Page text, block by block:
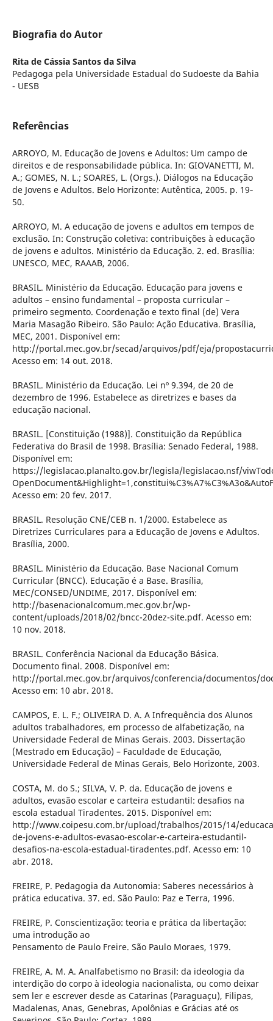
Biografia do Autor
Rita de Cássia Santos da Silva
Pedagoga pela Universidade Estadual do Sudoeste da Bahia
- UESB
Referências
ARROYO, M. Educação de Jovens e Adultos: Um campo de
direitos e de responsabilidade pública. In: GIOVANETTI, M.
A.; GOMES, N. L.; SOARES, L. (Orgs.). Diálogos na Educação
de Jovens e Adultos. Belo Horizonte: Autêntica, 2005. p. 19‐
50.
ARROYO, M. A educação de jovens e adultos em tempos de
exclusão. In: Construção coletiva: contribuições à educação
de jovens e adultos. Ministério da Educação. 2. ed. Brasília:
UNESCO, MEC, RAAAB, 2006.
BRASIL. Ministério da Educação. Educação para jovens e
adultos – ensino fundamental – proposta curricular –
primeiro segmento. Coordenação e texto final (de) Vera
Maria Masagão Ribeiro. São Paulo: Ação Educativa. Brasília,
MEC, 2001. Disponível em:
http://portal.mec.gov.br/secad/arquivos/pdf/eja/
Acesso em: 14 out. 2018.
BRASIL. Ministério da Educação. Lei nº 9.394, de 20 de
dezembro de 1996. Estabelece as diretrizes e bases da
educação nacional.
BRASIL. [Constituição (1988)]. Constituição da República
Federativa do Brasil de 1998. Brasília: Senado Federal, 1988.
Disponível em:
https://legislacao.planalto.gov.br/legisla/legislacao.nsf/
Acesso em: 20 fev. 2017.
BRASIL. Resolução CNE/CEB n. 1/2000. Estabelece as
Diretrizes Curriculares para a Educação de Jovens e Adultos.
Brasília, 2000.
BRASIL. Ministério da Educação. Base Nacional Comum
Curricular (BNCC). Educação é a Base. Brasília,
MEC/CONSED/UNDIME, 2017. Disponível em:
http://basenacionalcomum.mec.gov.br/wp-
content/uploads/2018/02/bncc-20dez-site.pdf. Acesso em:
10 nov. 2018.
BRASIL. Conferência Nacional da Educação Básica.
Documento final. 2008. Disponível em:
http://portal.mec.gov.br/arquivos/conferencia/documentos/
Acesso em: 10 abr. 2018.
CAMPOS, E. L. F.; OLIVEIRA D. A. A Infrequência dos Alunos
adultos trabalhadores, em processo de alfabetização, na
Universidade Federal de Minas Gerais. 2003. Dissertação
(Mestrado em Educação) – Faculdade de Educação,
Universidade Federal de Minas Gerais, Belo Horizonte, 2003.
COSTA, M. do S.; SILVA, V. P. da. Educação de jovens e
adultos, evasão escolar e carteira estudantil: desafios na
escola estadual Tiradentes. 2015. Disponível em:
http://www.coipesu.com.br/upload/trabalhos/2015/14/
de-jovens-e-adultos-evasao-escolar-e-carteira-estudantil-
desafios-na-escola-estadual-tiradentes.pdf. Acesso em: 10
abr. 2018.
FREIRE, P. Pedagogia da Autonomia: Saberes necessários à
prática educativa. 37. ed. São Paulo: Paz e Terra, 1996.
FREIRE, P. Conscientização: teoria e prática da libertação:
uma introdução ao
Pensamento de Paulo Freire. São Paulo Moraes, 1979.
FREIRE, A. M. A. Analfabetismo no Brasil: da ideologia da
interdição do corpo à ideologia nacionalista, ou como deixar
sem ler e escrever desde as Catarinas (Paraguaçu), Filipas,
Madalenas, Anas, Genebras, Apolônias e Grácias até os